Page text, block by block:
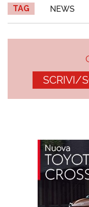
TAG NEWS
SCRIVI/